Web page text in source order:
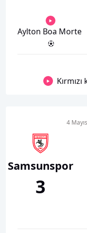
Aylton Boa Morte
Samsunspor
3
4